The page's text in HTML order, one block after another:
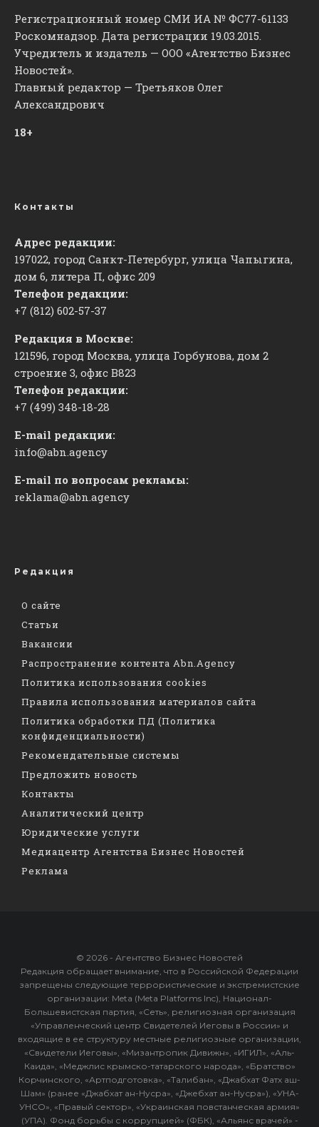
Регистрационный номер СМИ ИА № ФС77-61133
Роскомнадзор. Дата регистрации 19.03.2015.
Учредитель и издатель — ООО «Агентство Бизнес
Новостей».
Главный редактор — Третьяков Олег
Александрович
18+
Контакты
Адрес редакции:
197022, город Санкт-Петербург, улица Чапыгина,
дом 6, литера П, офис 209
Телефон редакции:
+7 (812) 602-57-37
Редакция в Москве:
121596, город Москва, улица Горбунова, дом 2
строение 3, офис ​В823
Телефон редакции:
+7 (499) 348-18-28
E-mail редакции:
info@abn.agency
E-mail по вопросам рекламы:
reklama@abn.agency
Редакция
О сайте
Статьи
Вакансии
Распространение контента Abn.Agency
Политика использования cookies
Правила использования материалов сайта
Политика обработки ПД (Политика
конфиденциальности)
Рекомендательные системы
Предложить новость
Контакты
Аналитический центр
Юридические услуги
Медиацентр Агентства Бизнес Новостей
Реклама
© 2026 - Агентство Бизнес Новостей
Редакция обращает внимание, что в Российской Федерации
запрещены следующие террористические и экстремистские
организации: Meta (Meta Platforms Inc), Национал-
Большевистская партия, «Сеть», религиозная организация
«Управленческий центр Свидетелей Иеговы в России» и
входящие в ее структуру местные религиозные организации,
«Свидетели Иеговы», «Мизантропик Дивижн», «ИГИЛ», «Аль-
Каида», «Меджлис крымско-татарского народа», «Братство»
Корчинского, «Артподготовка», «Талибан», «Джабхат Фатх аш-
Шам» (ранее «Джабхат ан-Нусра», «Джебхат ан-Нусра»), «УНА-
УНСО», «Правый сектор», «Украинская повстанческая армия»
(УПА). Фонд борьбы с коррупцией» (ФБК), «Альянс врачей» -